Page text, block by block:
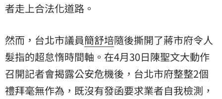
者走上合法化道路。
然而，台北市議員簡舒培隨後撕開了蔣市府令人
髮指的超怠惰時間軸。在4月30日陳聖文大動作
召開記者會揭露公安危機後，台北市府整整2個
禮拜毫無作為，既沒有發函要求業者自我檢測，